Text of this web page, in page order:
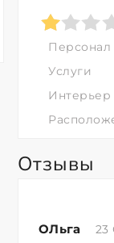
Персонал
Услуги
Интерьер
Отзывы
ОЛьга
23